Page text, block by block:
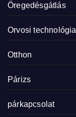
Öregedésgátlás
Orvosi technológia
Otthon
Párizs
párkapcsolat